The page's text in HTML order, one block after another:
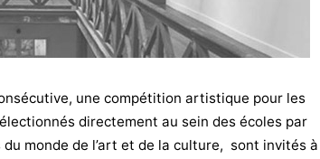
une compétition artistique pour les
directement au sein des écoles par
monde de l’art et de la culture, sont invités à